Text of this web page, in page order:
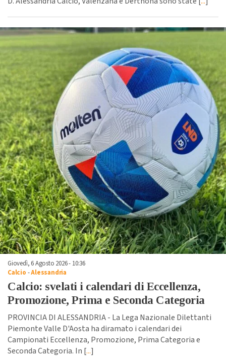
Giovedì, 6 Agosto 2026 - 10:36
Calcio -Alessandria
Calcio: svelati i calendari di Eccellenza,
Promozione, Prima e Seconda Categoria
PROVINCIA DI ALESSANDRIA - La Lega Nazionale Dilettanti
Piemonte Valle D'Aosta ha diramato i calendari dei
Campionati Eccellenza, Promozione, Prima Categoria e
Seconda Categoria. In [...]